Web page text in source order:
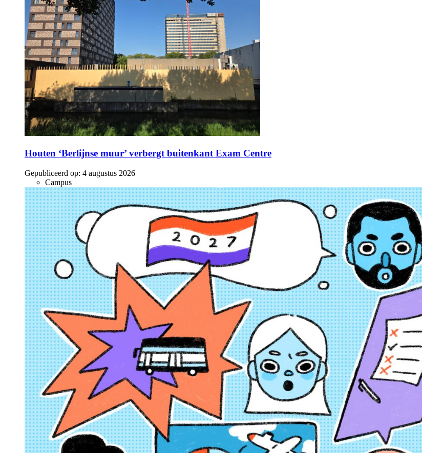
Houten ‘Berlijnse muur’ verbergt buitenkant Exam Centre
Gepubliceerd op: 4 augustus 2026
Campus